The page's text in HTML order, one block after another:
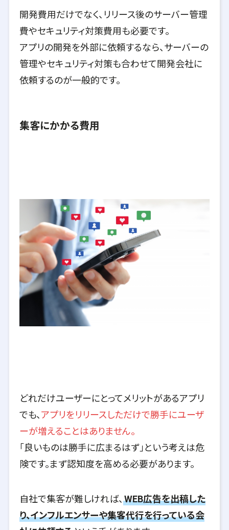
開発費用だけでなく、リリース後のサーバー管理
費やセキュリティ対策費用も必要です。
アプリの開発を外部に依頼するなら、サーバーの
管理やセキュリティ対策も合わせて開発会社に
依頼するのが一般的です。
集客にかかる費用
どれだけユーザーにとってメリットがあるアプリ
でも、アプリをリリースしただけで勝手にユーザ
ーが増えることはありません。
「良いものは勝手に広まるはず」という考えは危
険です。まず認知度を高める必要があります。
自社で集客が難しければ、 WEB広告を出稿した
り、インフルエンサーや集客代行を行っている会